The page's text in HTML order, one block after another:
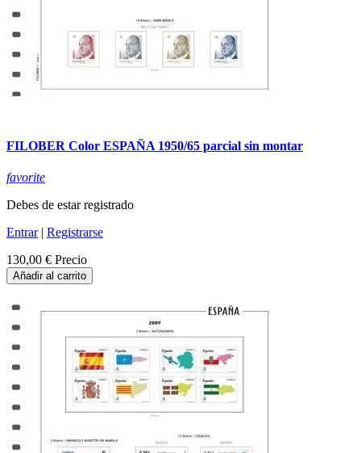
FILOBER Color ESPAÑA 1950/65 parcial sin montar
favorite
Debes de estar registrado
Entrar| Registrarse
130,00 € Precio
Añadir al carrito